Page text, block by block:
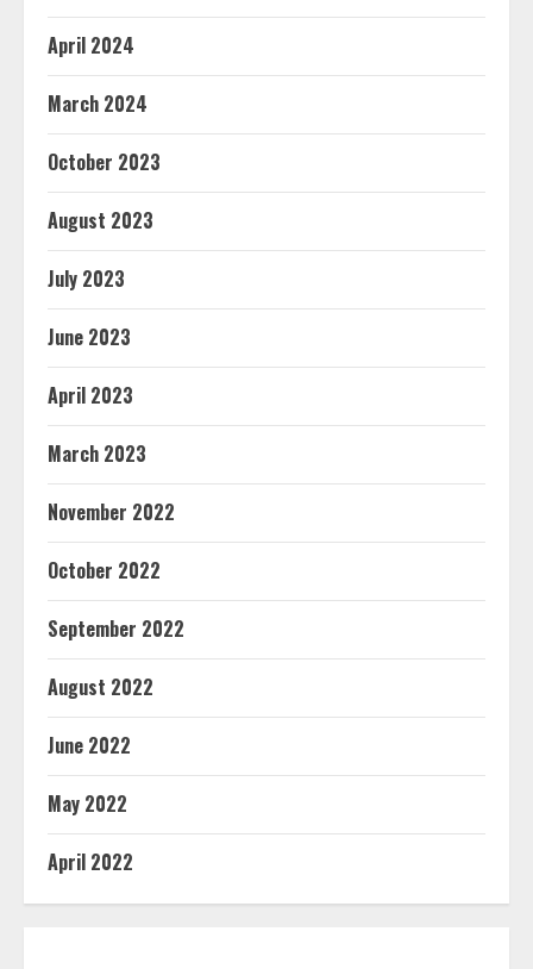
April 2024
March 2024
October 2023
August 2023
July 2023
June 2023
April 2023
March 2023
November 2022
October 2022
September 2022
August 2022
June 2022
May 2022
April 2022